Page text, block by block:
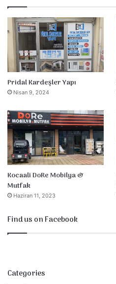
Pridal Kardeşler Yapı
Nisan 9, 2024
Kocaali DoRe Mobilya &
Mutfak
Haziran 11, 2023
Find us on Facebook
Categories